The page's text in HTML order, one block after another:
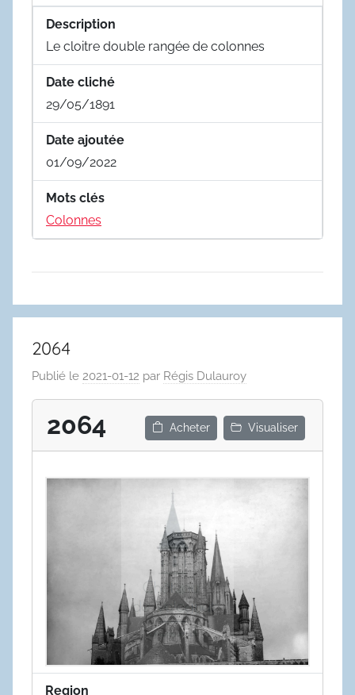
Description
Le cloitre double rangée de colonnes
Date cliché
29/05/1891
Date ajoutée
01/09/2022
Mots clés
Colonnes
2064
Publié le 2021-01-12 par Régis Dulauroy
2064 Acheter Visualiser
Region